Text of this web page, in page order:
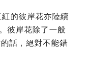
的彼岸花亦陸續
彼岸花除了一般
話，絕對不能錯